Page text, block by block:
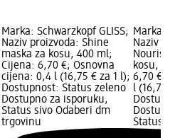
Marka: Schwarzkopf GLISS;
Naziv proizvoda: Shine
maska za kosu, 400 ml;
Cijena: 6,70 €; Osnovna
cijena: 0,4 l (16,75 € za 1 l);
Dostupnost: Status zeleno
Dostupno za isporuku,
Status sivo Odaberi dm
trgovinu
Marka:
Naziv
kosu,
6,70 €;
l (16,75
Status